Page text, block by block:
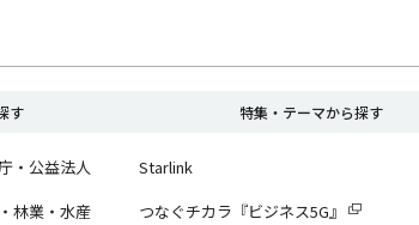
す
・公益法人
林業・水産
特集・テーマから探す
Starlink
つなぐチカラ『ビジネス5G』